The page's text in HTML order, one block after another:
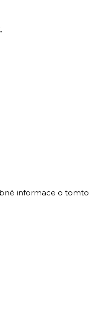
informace o tomto